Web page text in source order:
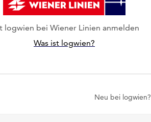
logwien bei Wiener Linien anmelden
Was ist logwien?
Neu bei logwien?